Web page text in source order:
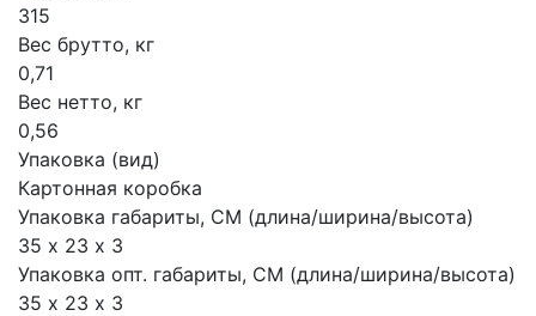
315
Вес брутто, кг
0,71
Вес нетто, кг
0,56
Упаковка (вид)
Картонная коробка
Упаковка габариты, СМ (длина/ширина/высота)
35 х 23 х 3
Упаковка опт. габариты, СМ (длина/ширина/высота)
35 х 23 х 3